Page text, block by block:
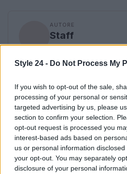
Style 24 - Do Not Process My
If you wish to opt-out of the sale,
processing of your personal or
targeted advertising by us, please
section to confirm your selection.
opt-out request is processed you
interest-based ads based on
us or personal information
your opt-out. You may separately
disclosure of your personal
AUTORE
Staff